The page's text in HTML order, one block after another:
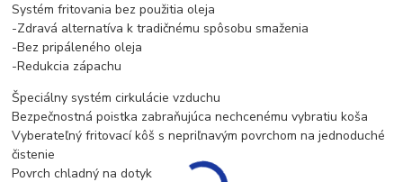
Systém fritovania bez použitia oleja
-Zdravá alternatíva k tradičnému spôsobu smaženia
-Bez pripáleného oleja
-Redukcia zápachu
Špeciálny systém cirkulácie vzduchu
Bezpečnostná poistka zabraňujúca nechcenému vybratiu koša
Vyberateľný fritovací kôš s nepriľnavým povrchom na jednoduché
čistenie
Povrch chladný na dotyk